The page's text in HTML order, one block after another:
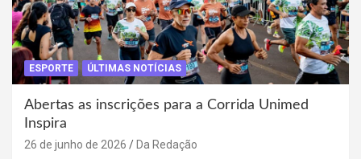
ESPORTE ÚLTIMAS NOTÍCIAS
Abertas as inscrições para a Corrida Unimed
Inspira
26 de junho de 2026 Da Redação